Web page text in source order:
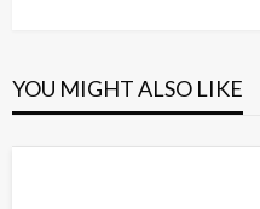
YOU MIGHT ALSO LIKE